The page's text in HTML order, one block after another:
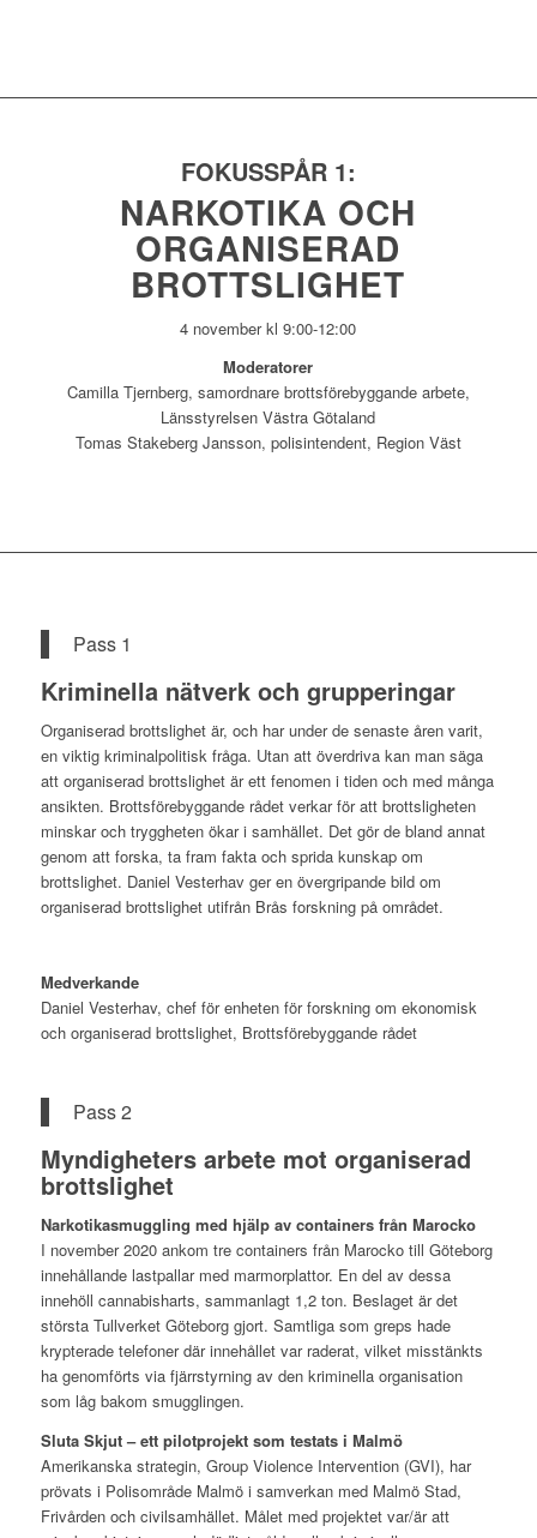
FOKUSSPÅR 1:
NARKOTIKA OCH
ORGANISERAD
BROTTSLIGHET
4 november kl 9:00-12:00
Moderatorer
Camilla Tjernberg, samordnare brottsförebyggande arbete,
Länsstyrelsen Västra Götaland
Tomas Stakeberg Jansson, polisintendent, Region Väst
Pass 1
Kriminella nätverk och grupperingar
Organiserad brottslighet är, och har under de senaste åren varit,
en viktig kriminalpolitisk fråga. Utan att överdriva kan man säga
att organiserad brottslighet är ett fenomen i tiden och med många
ansikten. Brottsförebyggande rådet verkar för att brottsligheten
minskar och tryggheten ökar i samhället. Det gör de bland annat
genom att forska, ta fram fakta och sprida kunskap om
brottslighet. Daniel Vesterhav ger en övergripande bild om
organiserad brottslighet utifrån Brås forskning på området.
Medverkande
Daniel Vesterhav, chef för enheten för forskning om ekonomisk
och organiserad brottslighet, Brottsförebyggande rådet
Pass 2
Myndigheters arbete mot organiserad
brottslighet
Narkotikasmuggling med hjälp av containers från Marocko
I november 2020 ankom tre containers från Marocko till Göteborg
innehållande lastpallar med marmorplattor. En del av dessa
innehöll cannabisharts, sammanlagt 1,2 ton. Beslaget är det
största Tullverket Göteborg gjort. Samtliga som greps hade
krypterade telefoner där innehållet var raderat, vilket misstänkts
ha genomförts via fjärrstyrning av den kriminella organisation
som låg bakom smugglingen.
Sluta Skjut – ett pilotprojekt som testats i Malmö
Amerikanska strategin, Group Violence Intervention (GVI), har
prövats i Polisområde Malmö i samverkan med Malmö Stad,
Frivården och civilsamhället. Målet med projektet var/är att